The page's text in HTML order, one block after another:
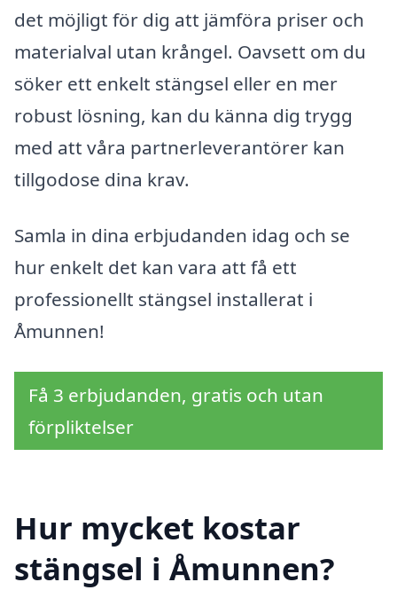
det möjligt för dig att jämföra priser och
materialval utan krångel. Oavsett om du
söker ett enkelt stängsel eller en mer
robust lösning, kan du känna dig trygg
med att våra partnerleverantörer kan
tillgodose dina krav.
Samla in dina erbjudanden idag och se
hur enkelt det kan vara att få ett
professionellt stängsel installerat i
Åmunnen!
Få 3 erbjudanden, gratis och utan
förpliktelser
Hur mycket kostar
stängsel i Åmunnen?